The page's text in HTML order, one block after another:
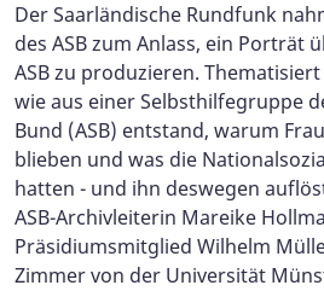
Der Saarländische Rundfunk
des ASB zum Anlass, ein Porträt
ASB zu produzieren.
wie aus einer Selbsthilfegruppe
Bund (ASB) entstand, warum
blieben und was die
hatten - und ihn deswegen
ASB-Archivleiterin Mareike
Präsidiumsmitglied Wilhelm
Zimmer von der Universität